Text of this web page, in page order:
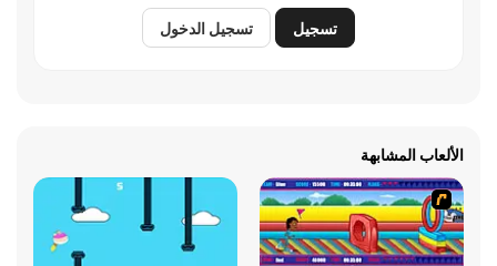
تسجيل تسجيل الدخول
الألعاب المشابهة